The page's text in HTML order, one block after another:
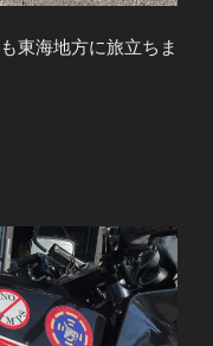
東海地方に旅立ちま